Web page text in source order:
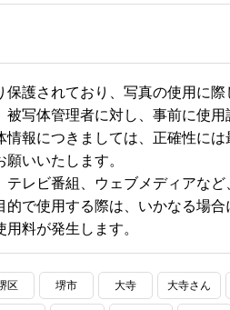
護されており、写真の使用に際
写体管理者に対し、事前に使用
報につきましては、正確性に
いいたします。
レビ番組、ウェブメディアな
的で使用する際は、いかなる場
料が発生します。
区 堺市 大寺 大寺さん